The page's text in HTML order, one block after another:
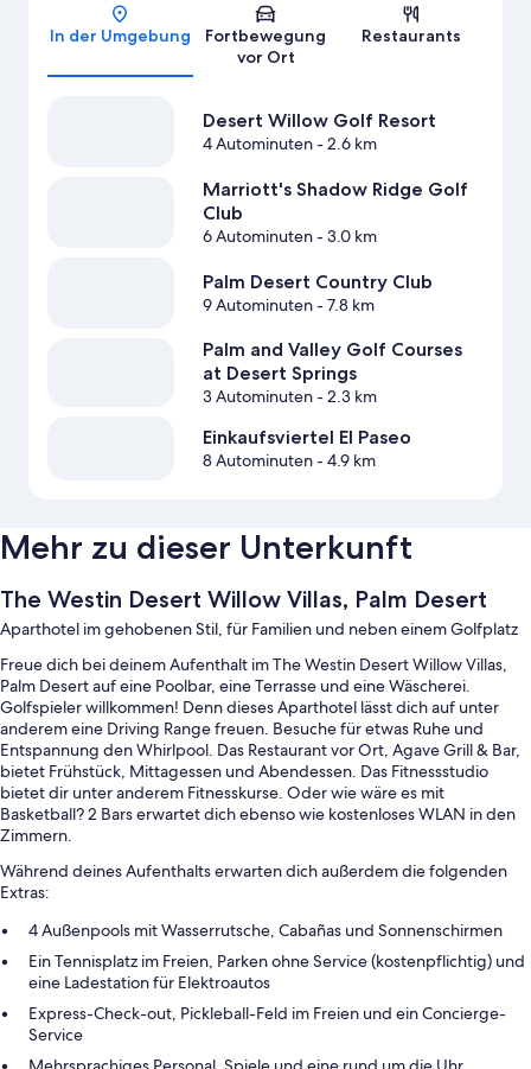
Karte
In der Umgebung
Fortbewegung
vor Ort
Restaurants
Desert Willow Golf Resort
4 Autominuten- 2.6 km
Marriott's Shadow Ridge Golf
Club
6 Autominuten- 3.0 km
Palm Desert Country Club
9 Autominuten- 7.8 km
Palm and Valley Golf Courses
at Desert Springs
3 Autominuten- 2.3 km
Einkaufsviertel El Paseo
8 Autominuten- 4.9 km
Mehr zu dieser Unterkunft
The Westin Desert Willow Villas, Palm Desert
Aparthotel im gehobenen Stil, für Familien und neben einem Golfplatz
Freue dich bei deinem Aufenthalt im The Westin Desert Willow Villas,
Palm Desert auf eine Poolbar, eine Terrasse und eine Wäscherei.
Golfspieler willkommen! Denn dieses Aparthotel lässt dich auf unter
anderem eine Driving Range freuen. Besuche für etwas Ruhe und
Entspannung den Whirlpool. Das Restaurant vor Ort, Agave Grill & Bar,
bietet Frühstück, Mittagessen und Abendessen. Das Fitnessstudio
bietet dir unter anderem Fitnesskurse. Oder wie wäre es mit
Basketball? 2 Bars erwartet dich ebenso wie kostenloses WLAN in den
Zimmern.
Während deines Aufenthalts erwarten dich außerdem die folgenden
Extras:
4 Außenpools mit Wasserrutsche, Cabañas und Sonnenschirmen
Ein Tennisplatz im Freien, Parken ohne Service (kostenpflichtig) und
eine Ladestation für Elektroautos
Express-Check-out, Pickleball-Feld im Freien und ein Concierge-
Service